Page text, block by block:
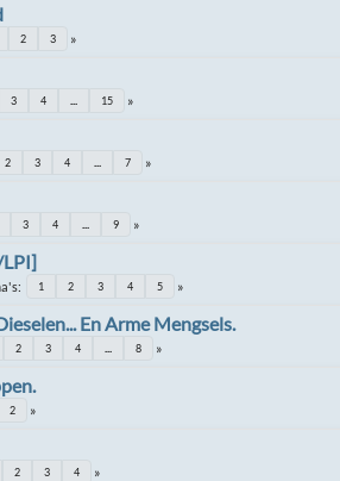
2 3
3 4 15
2 3 4 7
3 4 9
LPI]
1 2 3 4 5
En Arme Mengsels.
2 3 4 8
2
2 3 4